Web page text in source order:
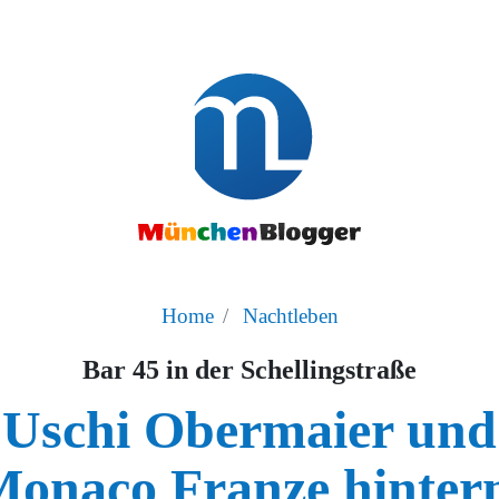
Home Nachtleben
Bar 45 in der Schellingstraße
Uschi Obermaier und